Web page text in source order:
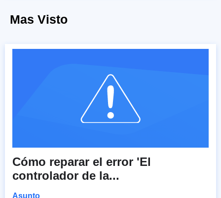
Mas Visto
Cómo reparar el error 'El
controlador de la...
Asunto